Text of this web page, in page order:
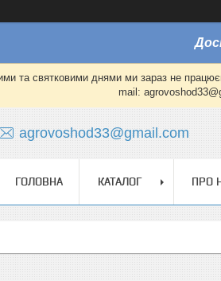
та святковими днями ми зараз не
mail:
agrovoshod33@gmail.com
ГОЛОВНА КАТАЛОГ ПРО